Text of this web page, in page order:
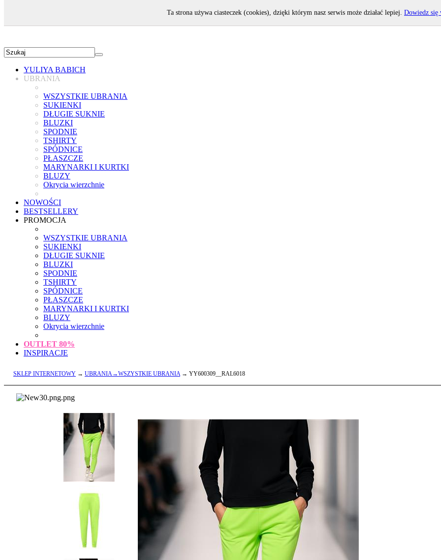
YULIYA BABICH
UBRANIA
WSZYSTKIE UBRANIA
SUKIENKI
DŁUGIE SUKNIE
BLUZKI
SPODNIE
TSHIRTY
SPÓDNICE
PŁASZCZE
MARYNARKI I KURTKI
BLUZY
Okrycia wierzchnie
NOWOŚCI
BESTSELLERY
PROMOCJA
WSZYSTKIE UBRANIA
SUKIENKI
DŁUGIE SUKNIE
BLUZKI
SPODNIE
TSHIRTY
SPÓDNICE
PŁASZCZE
MARYNARKI I KURTKI
BLUZY
Okrycia wierzchnie
OUTLET 80%
INSPIRACJE
SKLEP INTERNETOWY → UBRANIA→WSZYSTKIE UBRANIA→ YY600309__RAL6018
Ta strona używa ciasteczek (cookies), dzięki którym nasz serwis może działać lepiej. Dowiedz się